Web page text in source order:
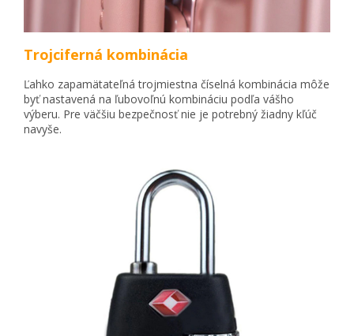
Trojciferná kombinácia
Ľahko zapamätateľná trojmiestna číselná kombinácia môže
byť nastavená na ľubovoľnú kombináciu podľa vášho
výberu. Pre väčšiu bezpečnosť nie je potrebný žiadny kľúč
navyše.